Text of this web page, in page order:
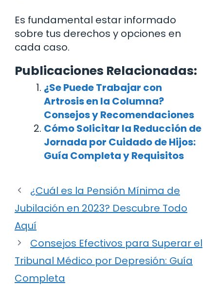
Es fundamental estar informado
sobre tus derechos y opciones en
cada caso.
Publicaciones Relacionadas:
¿Se Puede Trabajar con
Artrosis en la Columna?
Consejos y Recomendaciones
Cómo Solicitar la Reducción de
Jornada por Cuidado de Hijos:
Guía Completa y Requisitos
¿Cuál es la Pensión Mínima de
Jubilación en 2023? Descubre Todo
Aquí
Consejos Efectivos para Superar el
Tribunal Médico por Depresión: Guía
Completa